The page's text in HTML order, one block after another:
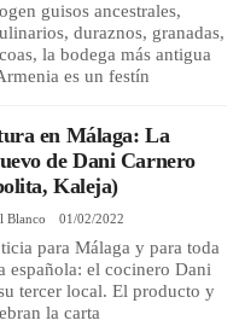
guisos ancestrales,
duraznos, granadas,
la bodega más antigua
es un festín
en Málaga: La
de Dani Carnero
Kaleja)
Blanco 01/02/2022
para Málaga y para toda
española: el cocinero Dani
tercer local. El producto y
la carta